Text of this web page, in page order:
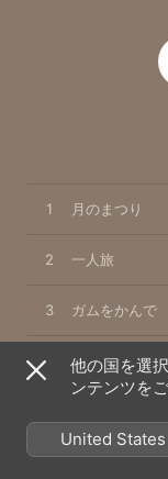
1 月のまつり
2 一人旅
3 ガムをかんで
4 春のはじまり
6 ブルースをも
他の国を選
ンテンツを
United States